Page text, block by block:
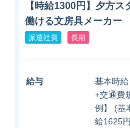
【時給1300円】夕方
働ける文房具メーカー
派遣社員 長期
給与
基本時
+交通費
例】 (基
給1625